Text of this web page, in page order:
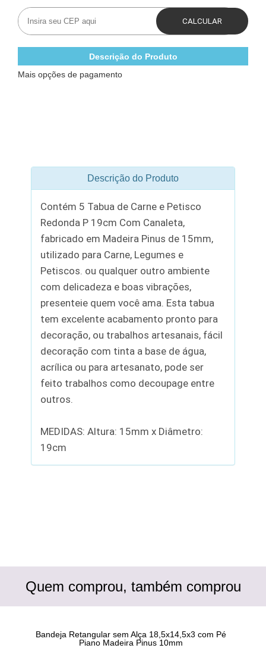
Descrição do Produto
Mais opções de pagamento
Descrição do Produto
Contém 5 Tabua de Carne e Petisco
Redonda P 19cm Com Canaleta,
fabricado em Madeira Pinus de 15mm,
utilizado para Carne, Legumes e
Petiscos. ou qualquer outro ambiente
com delicadeza e boas vibrações,
presenteie quem você ama. Esta tabua
tem excelente acabamento pronto para
decoração, ou trabalhos artesanais, fácil
decoração com tinta a base de água,
acrílica ou para artesanato, pode ser
feito trabalhos como decoupage entre
outros.
MEDIDAS: Altura: 15mm x Diâmetro:
19cm
Quem comprou, também comprou
Bandeja Retangular sem Alça 18,5x14,5x3 com Pé
Piano Madeira Pinus 10mm